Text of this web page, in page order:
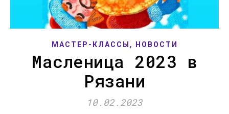
МАСТЕР-КЛАССЫ , НОВОСТИ
Масленица 2023 в
Рязани
10.02.2023